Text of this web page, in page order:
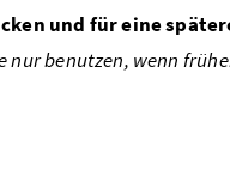
und für eine
nur benutzen, wenn